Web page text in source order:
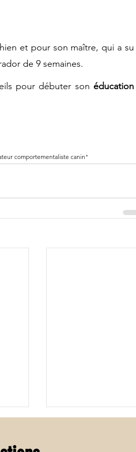
et pour son maître, qui a su
de 9 semaines.
pour débuter son éducation
comportementaliste canin"